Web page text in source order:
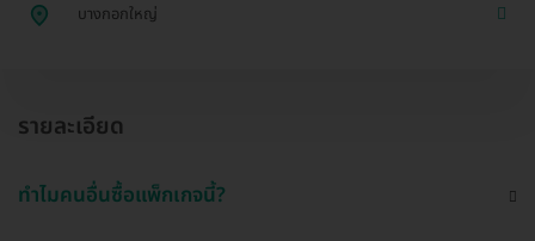
บางกอกใหญ่
รายละเอียด
ทำไมคนอื่นซื้อแพ็กเกจนี้?